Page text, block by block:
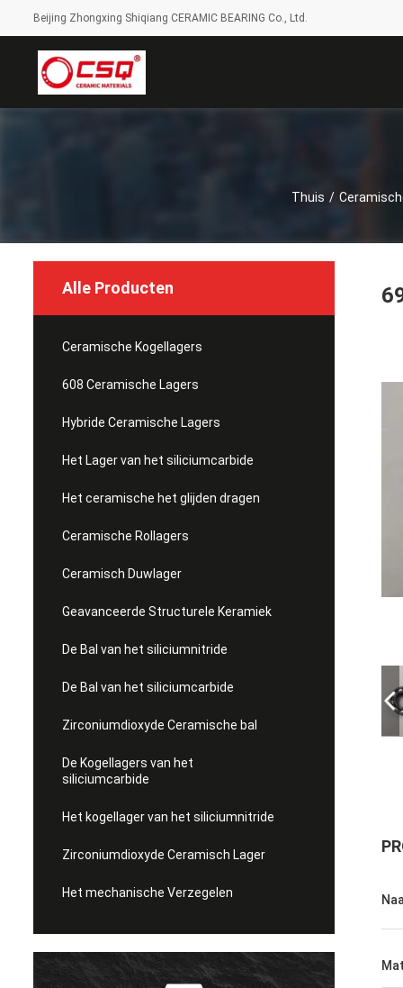
Beijing Zhongxing Shiqiang CERAMIC BEARING Co., Ltd.
Thuis /
Alle Producten
Ceramische Kogellagers
608 Ceramische Lagers
Hybride Ceramische Lagers
Het Lager van het siliciumcarbide
Het ceramische het glijden dragen
Ceramische Rollagers
Ceramisch Duwlager
Geavanceerde Structurele Keramiek
De Bal van het siliciumnitride
De Bal van het siliciumcarbide
Zirconiumdioxyde Ceramische bal
De Kogellagers van het
siliciumcarbide
Het kogellager van het siliciumnitride
Zirconiumdioxyde Ceramisch Lager
Het mechanische Verzegelen